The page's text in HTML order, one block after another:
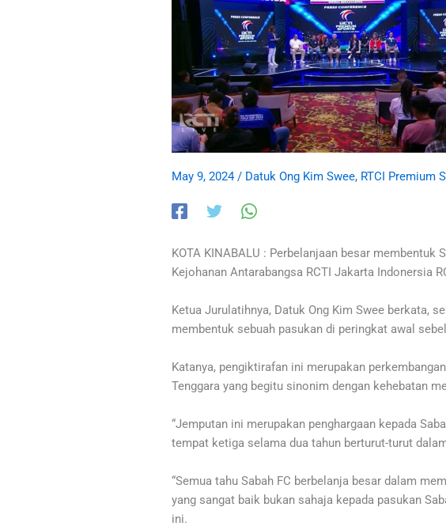
May 9, 2024/ Datuk Ong Kim Swee, RTCI Premium
KOTA KINABALU : Perbelanjaan besar
Kejohanan Antarabangsa RCTI Jakarta Indonersia
Ketua Jurulatihnya, Datuk Ong Kim Swee berkata,
membentuk sebuah pasukan di peringkat awal
Katanya, pengiktirafan ini merupakan
Tenggara yang begitu sinonim dengan kehebatan
“Jemputan ini merupakan penghargaan kepada
tempat ketiga selama dua tahun berturut-turut
“Semua tahu Sabah FC berbelanja besar dalam
yang sangat baik bukan sahaja kepada pasukan
ini.